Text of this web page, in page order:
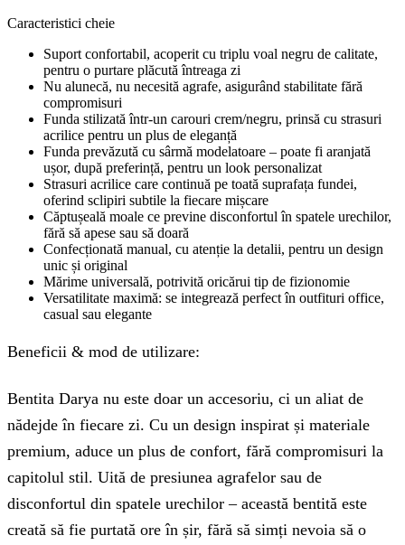
Caracteristici cheie
Suport confortabil, acoperit cu triplu voal negru de calitate,
pentru o purtare plăcută întreaga zi
Nu alunecă, nu necesită agrafe, asigurând stabilitate fără
compromisuri
Funda stilizată într-un carouri crem/negru, prinsă cu strasuri
acrilice pentru un plus de eleganță
Funda prevăzută cu sârmă modelatoare – poate fi aranjată
ușor, după preferință, pentru un look personalizat
Strasuri acrilice care continuă pe toată suprafața fundei,
oferind sclipiri subtile la fiecare mișcare
Căptușeală moale ce previne disconfortul în spatele urechilor,
fără să apese sau să doară
Confecționată manual, cu atenție la detalii, pentru un design
unic și original
Mărime universală, potrivită oricărui tip de fizionomie
Versatilitate maximă: se integrează perfect în outfituri office,
casual sau elegante
Beneficii & mod de utilizare:
Bentita Darya nu este doar un accesoriu, ci un aliat de
nădejde în fiecare zi. Cu un design inspirat și materiale
premium, aduce un plus de confort, fără compromisuri la
capitolul stil. Uită de presiunea agrafelor sau de
disconfortul din spatele urechilor – această bentită este
creată să fie purtată ore în șir, fără să simți nevoia să o